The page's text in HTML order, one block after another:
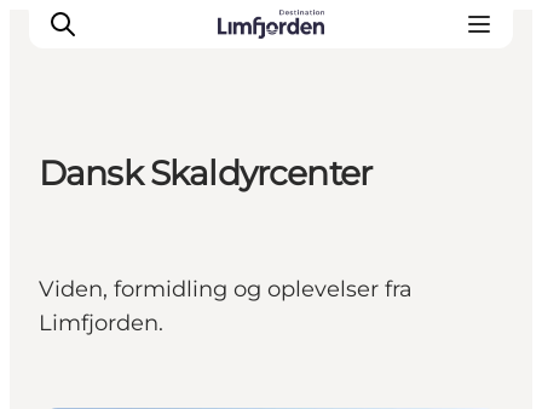
Dansk Skaldyrcenter
Viden, formidling og oplevelser fra
Limfjorden.